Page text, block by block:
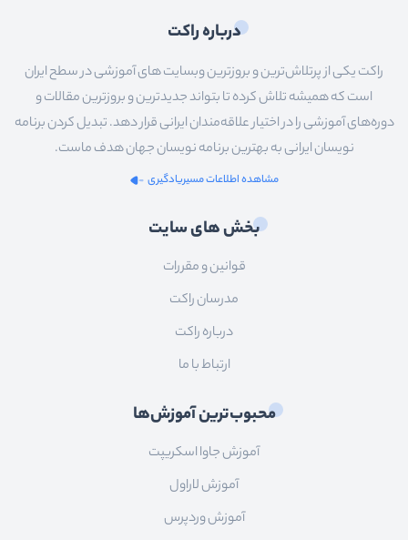
درباره راکت
راکت یکی از پرتلاش‌ترین و بروزترین وبسایت های آموزشی در سطح ایران
است که همیشه تلاش کرده تا بتواند جدیدترین و بروزترین مقالات و
دوره‌های آموزشی را در اختیار علاقه‌مندان ایرانی قرار دهد. تبدیل کردن برنامه
نویسان ایرانی به بهترین برنامه نویسان جهان هدف ماست.
مشاهده اطلاعات مسیریادگیری
بخش های سایت
قوانین و مقررات
مدرسان راکت
درباره راکت
ارتباط با ما
محبوب‌ترین آموزش‌ها
آموزش جاوا اسکریپت
آموزش لاراول
آموزش وردپرس